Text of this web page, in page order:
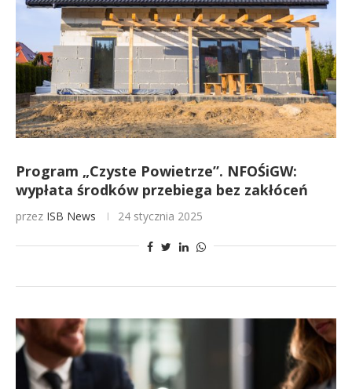
Program „Czyste Powietrze”. NFOŚiGW:
wypłata środków przebiega bez zakłóceń
przez ISB News 24 stycznia 2025